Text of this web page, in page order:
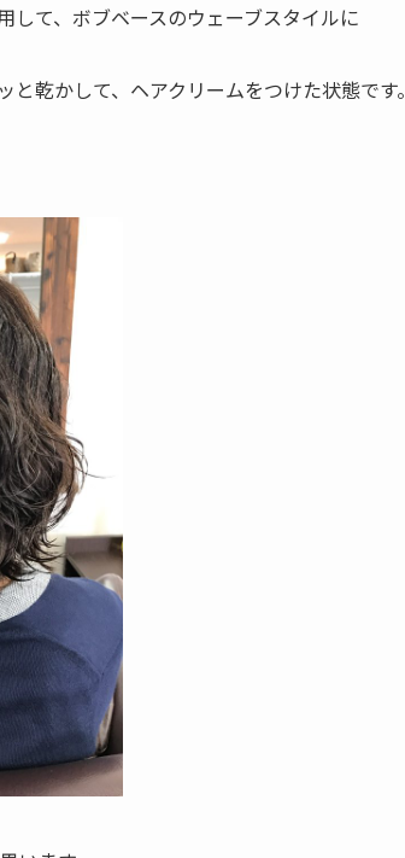
して、ボブベースのウェーブスタイルに
乾かして、ヘアクリームをつけた状態です。